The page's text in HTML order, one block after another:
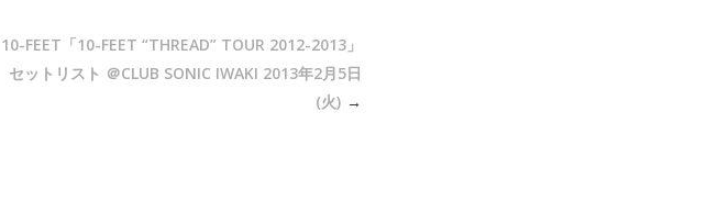
10-FEET「10-FEET “THREAD” TOUR 2012-2013」
セットリスト ＠CLUB SONIC IWAKI 2013年2月5日
(火)